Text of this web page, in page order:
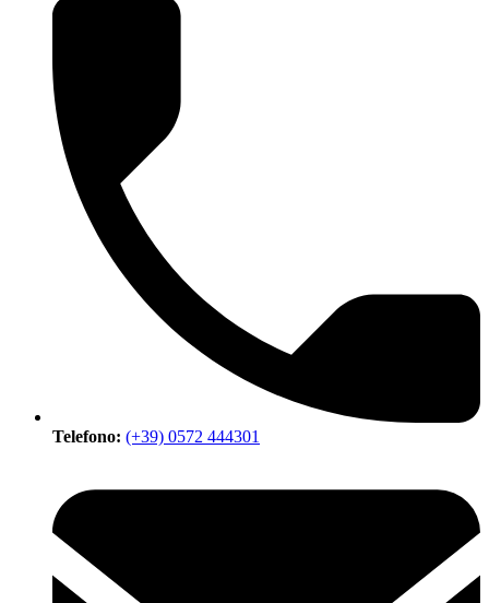
Telefono: (+39) 0572 444301